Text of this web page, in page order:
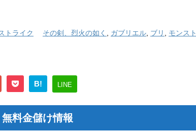
トライク その剣、烈火の如く ガブリエル ブリ モンスト
B! LINE
料金儲け情報